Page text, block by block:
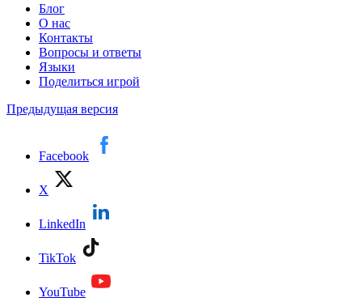
Блог
О нас
Контакты
Вопросы и ответы
Языки
Поделиться игрой
Предыдущая версия
Facebook
X
LinkedIn
TikTok
YouTube